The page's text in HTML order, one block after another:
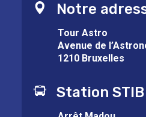
Notre
Tour Astro
Avenue de
1210 Bruxelles
Station STIB